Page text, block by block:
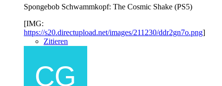
Spongebob Schwammkopf: The Cosmic Shake (PS5)
[IMG:
https://s20.directupload.net/images/211230/ddr2gn7o.png]
Zitieren